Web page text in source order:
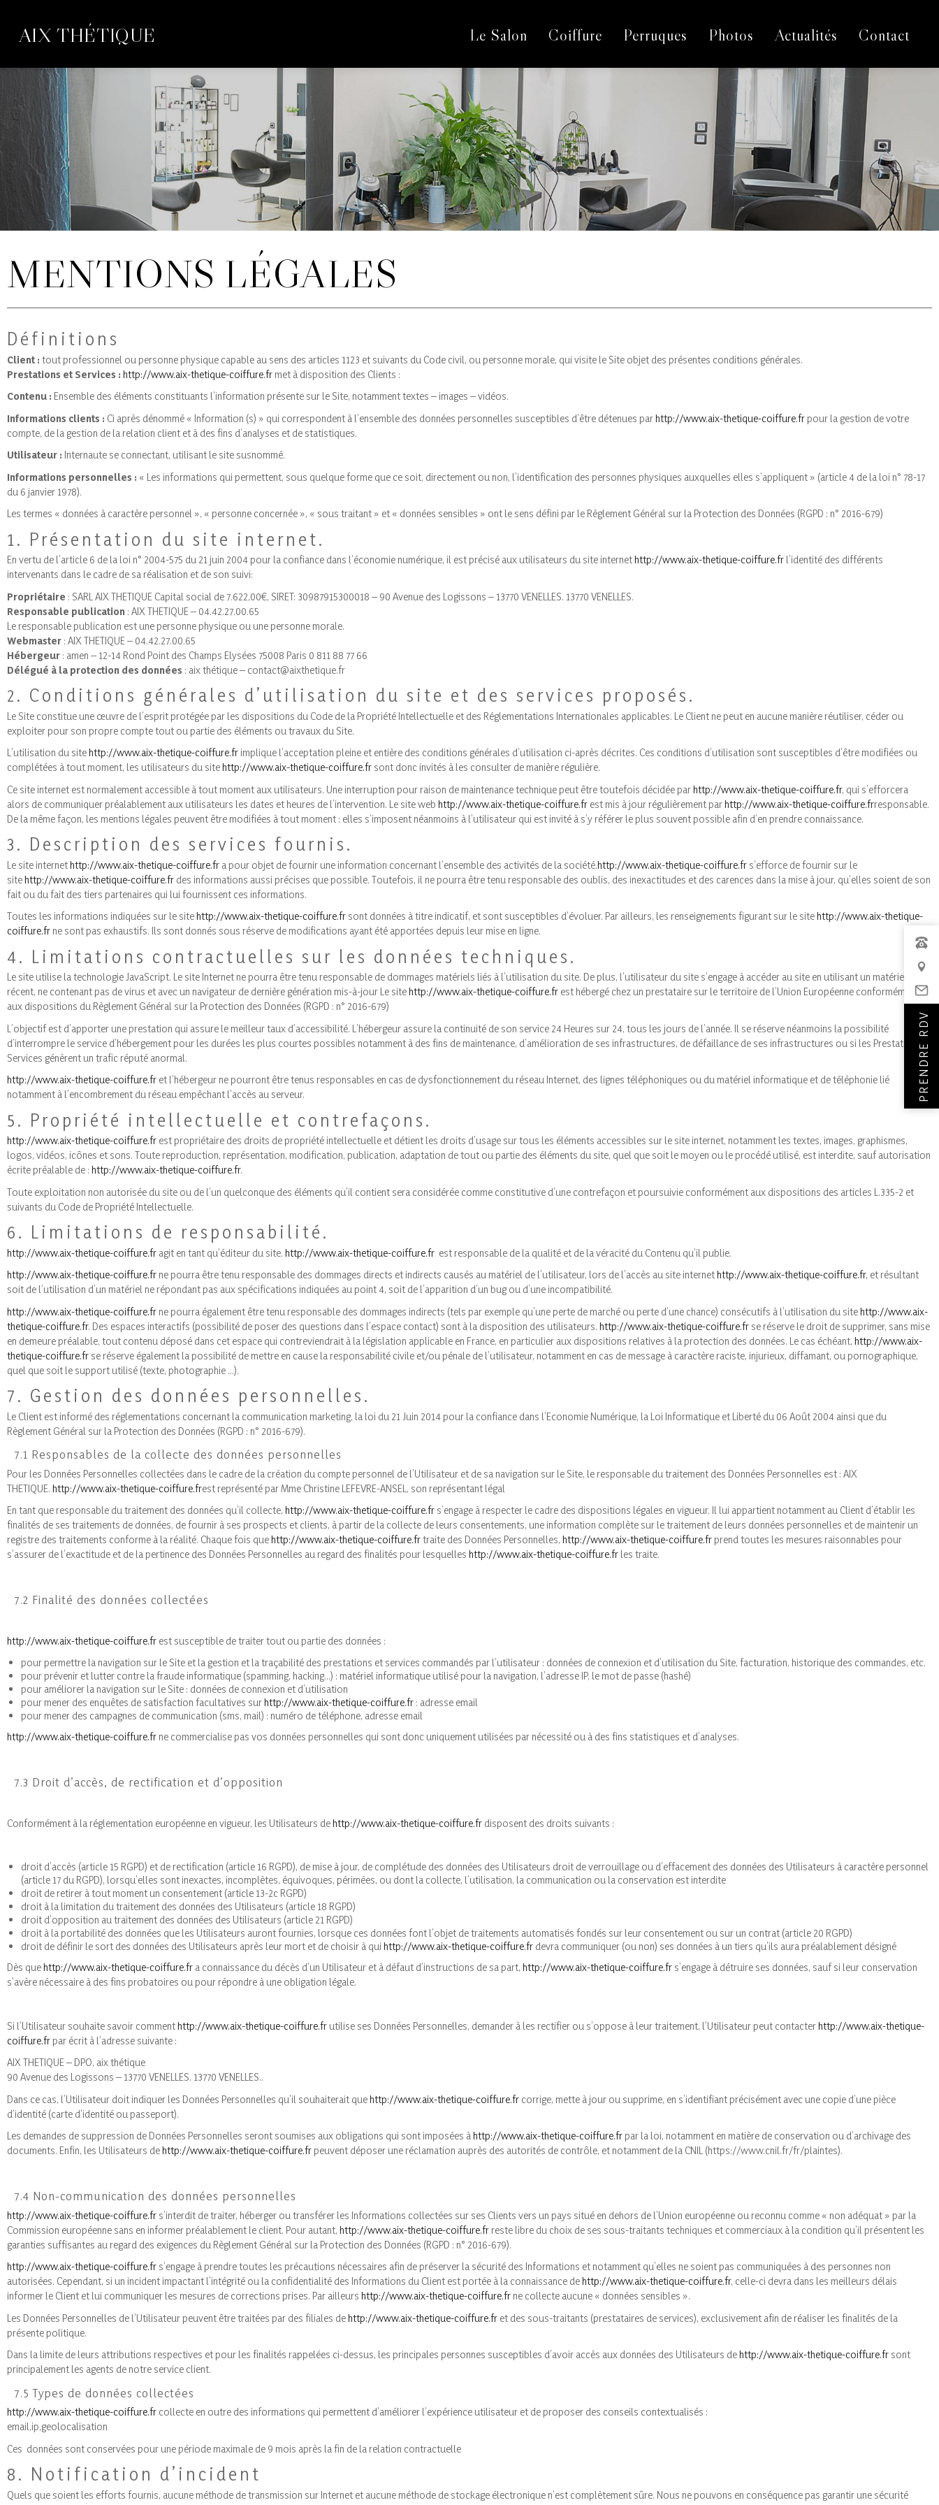
AIX THÉTIQUE Le Salon Coiffure Perruques Photos Actualités Contact
PRENDRE RDV
MENTIONS LÉGALES
Définitions
Client : tout professionnel ou personne physique capable au sens des articles 1123 et suivants du Code civil, ou personne morale, qui visite le Site objet des présentes conditions générales.
Prestations et Services : http://www.aix-thetique-coiffure.fr met à disposition des Clients :
Contenu : Ensemble des éléments constituants l’information présente sur le Site, notamment textes – images – vidéos.
Informations clients : Ci après dénommé « Information (s) » qui correspondent à l’ensemble des données personnelles susceptibles d’être détenues parhttp://www.aix-thetique-coiffure.fr pour la gestion de votre
compte, de la gestion de la relation client et à des fins d’analyses et de statistiques.
Utilisateur : Internaute se connectant, utilisant le site susnommé.
Informations personnelles : « Les informations qui permettent, sous quelque forme que ce soit, directement ou non, l’identification des personnes physiques auxquelles elles s’appliquent » (article 4 de la loi n° 78-17
du 6 janvier 1978).
Les termes « données à caractère personnel », « personne concernée », « sous traitant » et « données sensibles » ont le sens défini par le Règlement Général sur la Protection des Données (RGPD : n° 2016-679)
1. Présentation du site internet.
En vertu de l’article 6 de la loi n° 2004-575 du 21 juin 2004 pour la confiance dans l’économie numérique, il est précisé aux utilisateurs du site internethttp://www.aix-thetique-coiffure.fr l’identité des différents
intervenants dans le cadre de sa réalisation et de son suivi:
Propriétaire : SARL AIX THETIQUE Capital social de 7.622,00€, SIRET: 30987915300018 – 90 Avenue des Logissons – 13770 VENELLES. 13770 VENELLES.
Responsable publication : AIX THETIQUE – 04.42.27.00.65
Le responsable publication est une personne physique ou une personne morale.
Webmaster : AIX THETIQUE – 04.42.27.00.65
Hébergeur : amen – 12-14 Rond Point des Champs Elysées 75008 Paris 0 811 88 77 66
Délégué à la protection des données : aix thétique – contact@aixthetique.fr
2. Conditions générales d’utilisation du site et des services proposés.
Le Site constitue une œuvre de l’esprit protégée par les dispositions du Code de la Propriété Intellectuelle et des Réglementations Internationales applicables. Le Client ne peut en aucune manière réutiliser, céder ou
exploiter pour son propre compte tout ou partie des éléments ou travaux du Site.
L’utilisation du sitehttp://www.aix-thetique-coiffure.fr implique l’acceptation pleine et entière des conditions générales d’utilisation ci-après décrites. Ces conditions d’utilisation sont susceptibles d’être modifiées ou
complétées à tout moment, les utilisateurs du sitehttp://www.aix-thetique-coiffure.fr sont donc invités à les consulter de manière régulière.
Ce site internet est normalement accessible à tout moment aux utilisateurs. Une interruption pour raison de maintenance technique peut être toutefois décidée parhttp://www.aix-thetique-coiffure.fr, qui s’efforcera
alors de communiquer préalablement aux utilisateurs les dates et heures de l’intervention. Le site web http://www.aix-thetique-coiffure.fr est mis à jour régulièrement parhttp://www.aix-thetique-coiffure.frresponsable.
De la même façon, les mentions légales peuvent être modifiées à tout moment : elles s’imposent néanmoins à l’utilisateur qui est invité à s’y référer le plus souvent possible afin d’en prendre connaissance.
3. Description des services fournis.
Le site internethttp://www.aix-thetique-coiffure.fr a pour objet de fournir une information concernant l’ensemble des activités de la société.http://www.aix-thetique-coiffure.fr s’efforce de fournir sur le
sitehttp://www.aix-thetique-coiffure.fr des informations aussi précises que possible. Toutefois, il ne pourra être tenu responsable des oublis, des inexactitudes et des carences dans la mise à jour, qu’elles soient de son
fait ou du fait des tiers partenaires qui lui fournissent ces informations.
Toutes les informations indiquées sur le sitehttp://www.aix-thetique-coiffure.fr sont données à titre indicatif, et sont susceptibles d’évoluer. Par ailleurs, les renseignements figurant sur le sitehttp://www.aix-thetique-
coiffure.fr ne sont pas exhaustifs. Ils sont donnés sous réserve de modifications ayant été apportées depuis leur mise en ligne.
4. Limitations contractuelles sur les données techniques.
Le site utilise la technologie JavaScript. Le site Internet ne pourra être tenu responsable de dommages matériels liés à l’utilisation du site. De plus, l’utilisateur du site s’engage à accéder au site en utilisant un matériel
récent, ne contenant pas de virus et avec un navigateur de dernière génération mis-à-jour Le sitehttp://www.aix-thetique-coiffure.fr est hébergé chez un prestataire sur le territoire de l’Union Européenne conformément
aux dispositions du Règlement Général sur la Protection des Données (RGPD : n° 2016-679)
L’objectif est d’apporter une prestation qui assure le meilleur taux d’accessibilité. L’hébergeur assure la continuité de son service 24 Heures sur 24, tous les jours de l’année. Il se réserve néanmoins la possibilité
d’interrompre le service d’hébergement pour les durées les plus courtes possibles notamment à des fins de maintenance, d’amélioration de ses infrastructures, de défaillance de ses infrastructures ou si les Prestations et
Services génèrent un trafic réputé anormal.
http://www.aix-thetique-coiffure.fr et l’hébergeur ne pourront être tenus responsables en cas de dysfonctionnement du réseau Internet, des lignes téléphoniques ou du matériel informatique et de téléphonie lié
notamment à l’encombrement du réseau empêchant l’accès au serveur.
5. Propriété intellectuelle et contrefaçons.
http://www.aix-thetique-coiffure.fr est propriétaire des droits de propriété intellectuelle et détient les droits d’usage sur tous les éléments accessibles sur le site internet, notamment les textes, images, graphismes,
logos, vidéos, icônes et sons. Toute reproduction, représentation, modification, publication, adaptation de tout ou partie des éléments du site, quel que soit le moyen ou le procédé utilisé, est interdite, sauf autorisation
écrite préalable de : http://www.aix-thetique-coiffure.fr.
Toute exploitation non autorisée du site ou de l’un quelconque des éléments qu’il contient sera considérée comme constitutive d’une contrefaçon et poursuivie conformément aux dispositions des articles L.335-2 et
suivants du Code de Propriété Intellectuelle.
6. Limitations de responsabilité.
http://www.aix-thetique-coiffure.fr agit en tant qu’éditeur du site. http://www.aix-thetique-coiffure.fr est responsable de la qualité et de la véracité du Contenu qu’il publie.
http://www.aix-thetique-coiffure.fr ne pourra être tenu responsable des dommages directs et indirects causés au matériel de l’utilisateur, lors de l’accès au site internethttp://www.aix-thetique-coiffure.fr, et résultant
soit de l’utilisation d’un matériel ne répondant pas aux spécifications indiquées au point 4, soit de l’apparition d’un bug ou d’une incompatibilité.
http://www.aix-thetique-coiffure.fr ne pourra également être tenu responsable des dommages indirects (tels par exemple qu’une perte de marché ou perte d’une chance) consécutifs à l’utilisation du sitehttp://www.aix-
thetique-coiffure.fr. Des espaces interactifs (possibilité de poser des questions dans l’espace contact) sont à la disposition des utilisateurs. http://www.aix-thetique-coiffure.fr se réserve le droit de supprimer, sans mise
en demeure préalable, tout contenu déposé dans cet espace qui contreviendrait à la législation applicable en France, en particulier aux dispositions relatives à la protection des données. Le cas échéant, http://www.aix-
thetique-coiffure.fr se réserve également la possibilité de mettre en cause la responsabilité civile et/ou pénale de l’utilisateur, notamment en cas de message à caractère raciste, injurieux, diffamant, ou pornographique,
quel que soit le support utilisé (texte, photographie …).
7. Gestion des données personnelles.
Le Client est informé des réglementations concernant la communication marketing, la loi du 21 Juin 2014 pour la confiance dans l’Economie Numérique, la Loi Informatique et Liberté du 06 Août 2004 ainsi que du
Règlement Général sur la Protection des Données (RGPD : n° 2016-679).
7.1 Responsables de la collecte des données personnelles
Pour les Données Personnelles collectées dans le cadre de la création du compte personnel de l’Utilisateur et de sa navigation sur le Site, le responsable du traitement des Données Personnelles est : AIX
THETIQUE. http://www.aix-thetique-coiffure.frest représenté par Mme Christine LEFEVRE-ANSEL, son représentant légal
En tant que responsable du traitement des données qu’il collecte, http://www.aix-thetique-coiffure.fr s’engage à respecter le cadre des dispositions légales en vigueur. Il lui appartient notamment au Client d’établir les
finalités de ses traitements de données, de fournir à ses prospects et clients, à partir de la collecte de leurs consentements, une information complète sur le traitement de leurs données personnelles et de maintenir un
registre des traitements conforme à la réalité. Chaque fois quehttp://www.aix-thetique-coiffure.frtraite des Données Personnelles, http://www.aix-thetique-coiffure.fr prend toutes les mesures raisonnables pour
s’assurer de l’exactitude et de la pertinence des Données Personnelles au regard des finalités pour lesquelles http://www.aix-thetique-coiffure.fr les traite.
7.2 Finalité des données collectées
http://www.aix-thetique-coiffure.fr est susceptible de traiter tout ou partie des données :
pour permettre la navigation sur le Site et la gestion et la traçabilité des prestations et services commandés par l’utilisateur : données de connexion et d’utilisation du Site, facturation, historique des commandes, etc.
pour prévenir et lutter contre la fraude informatique (spamming, hacking…) : matériel informatique utilisé pour la navigation, l’adresse IP, le mot de passe (hashé)
pour améliorer la navigation sur le Site : données de connexion et d’utilisation
pour mener des enquêtes de satisfaction facultatives surhttp://www.aix-thetique-coiffure.fr : adresse email
pour mener des campagnes de communication (sms, mail) : numéro de téléphone, adresse email
http://www.aix-thetique-coiffure.fr ne commercialise pas vos données personnelles qui sont donc uniquement utilisées par nécessité ou à des fins statistiques et d’analyses.
7.3 Droit d’accès, de rectification et d’opposition
Conformément à la réglementation européenne en vigueur, les Utilisateurs dehttp://www.aix-thetique-coiffure.fr disposent des droits suivants :
droit d’accès (article 15 RGPD) et de rectification (article 16 RGPD), de mise à jour, de complétude des données des Utilisateurs droit de verrouillage ou d’effacement des données des Utilisateurs à caractère personnel
(article 17 du RGPD), lorsqu’elles sont inexactes, incomplètes, équivoques, périmées, ou dont la collecte, l’utilisation, la communication ou la conservation est interdite
droit de retirer à tout moment un consentement (article 13-2c RGPD)
droit à la limitation du traitement des données des Utilisateurs (article 18 RGPD)
droit d’opposition au traitement des données des Utilisateurs (article 21 RGPD)
droit à la portabilité des données que les Utilisateurs auront fournies, lorsque ces données font l’objet de traitements automatisés fondés sur leur consentement ou sur un contrat (article 20 RGPD)
droit de définir le sort des données des Utilisateurs après leur mort et de choisir à qui http://www.aix-thetique-coiffure.fr devra communiquer (ou non) ses données à un tiers qu’ils aura préalablement désigné
Dès quehttp://www.aix-thetique-coiffure.fr a connaissance du décès d’un Utilisateur et à défaut d’instructions de sa part, http://www.aix-thetique-coiffure.fr s’engage à détruire ses données, sauf si leur conservation
s’avère nécessaire à des fins probatoires ou pour répondre à une obligation légale.
Si l’Utilisateur souhaite savoir commenthttp://www.aix-thetique-coiffure.fr utilise ses Données Personnelles, demander à les rectifier ou s’oppose à leur traitement, l’Utilisateur peut contacterhttp://www.aix-thetique-
coiffure.fr par écrit à l’adresse suivante :
AIX THETIQUE – DPO, aix thétique
90 Avenue des Logissons – 13770 VENELLES. 13770 VENELLES..
Dans ce cas, l’Utilisateur doit indiquer les Données Personnelles qu’il souhaiterait quehttp://www.aix-thetique-coiffure.fr corrige, mette à jour ou supprime, en s’identifiant précisément avec une copie d’une pièce
d’identité (carte d’identité ou passeport).
Les demandes de suppression de Données Personnelles seront soumises aux obligations qui sont imposées àhttp://www.aix-thetique-coiffure.fr par la loi, notamment en matière de conservation ou d’archivage des
documents. Enfin, les Utilisateurs dehttp://www.aix-thetique-coiffure.fr peuvent déposer une réclamation auprès des autorités de contrôle, et notamment de la CNIL (https://www.cnil.fr/fr/plaintes).
7.4 Non-communication des données personnelles
http://www.aix-thetique-coiffure.fr s’interdit de traiter, héberger ou transférer les Informations collectées sur ses Clients vers un pays situé en dehors de l’Union européenne ou reconnu comme « non adéquat » par la
Commission européenne sans en informer préalablement le client. Pour autant, http://www.aix-thetique-coiffure.fr reste libre du choix de ses sous-traitants techniques et commerciaux à la condition qu’il présentent les
garanties suffisantes au regard des exigences du Règlement Général sur la Protection des Données (RGPD : n° 2016-679).
http://www.aix-thetique-coiffure.fr s’engage à prendre toutes les précautions nécessaires afin de préserver la sécurité des Informations et notamment qu’elles ne soient pas communiquées à des personnes non
autorisées. Cependant, si un incident impactant l’intégrité ou la confidentialité des Informations du Client est portée à la connaissance dehttp://www.aix-thetique-coiffure.fr, celle-ci devra dans les meilleurs délais
informer le Client et lui communiquer les mesures de corrections prises. Par ailleurs http://www.aix-thetique-coiffure.fr ne collecte aucune « données sensibles ».
Les Données Personnelles de l’Utilisateur peuvent être traitées par des filiales dehttp://www.aix-thetique-coiffure.fr et des sous-traitants (prestataires de services), exclusivement afin de réaliser les finalités de la
présente politique.
Dans la limite de leurs attributions respectives et pour les finalités rappelées ci-dessus, les principales personnes susceptibles d’avoir accès aux données des Utilisateurs dehttp://www.aix-thetique-coiffure.fr sont
principalement les agents de notre service client.
7.5 Types de données collectées
http://www.aix-thetique-coiffure.fr collecte en outre des informations qui permettent d’améliorer l’expérience utilisateur et de proposer des conseils contextualisés :
email,ip,geolocalisation
Ces données sont conservées pour une période maximale de 9 mois après la fin de la relation contractuelle
8. Notification d’incident
Quels que soient les efforts fournis, aucune méthode de transmission sur Internet et aucune méthode de stockage électronique n’est complètement sûre. Nous ne pouvons en conséquence pas garantir une sécurité